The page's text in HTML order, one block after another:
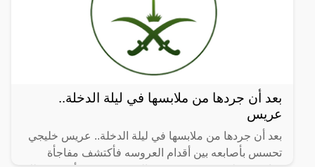
بعد أن جردها من ملابسها في ليلة الدخلة..
عريس
بعد أن جردها من ملابسها في ليلة الدخلة.. عريس خليجي
تحسس بأصابعه بين أقدام العروسه فأكتشف مفاجأة